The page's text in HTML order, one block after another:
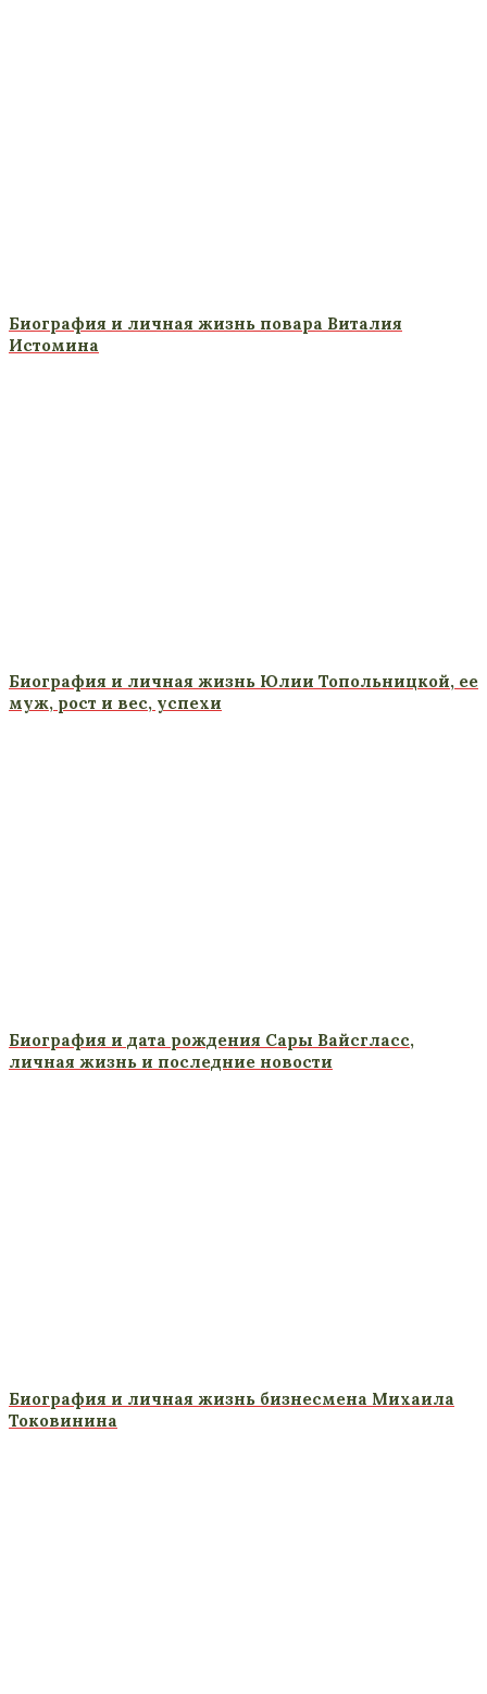
Биография и личная жизнь повара Виталия
Истомина
Биография и личная жизнь Юлии Топольницкой, ее
муж, рост и вес, успехи
Биография и дата рождения Сары Вайсгласс,
личная жизнь и последние новости
Биография и личная жизнь бизнесмена Михаила
Токовинина